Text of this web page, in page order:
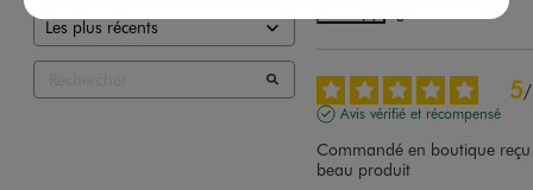
5/
Avis vérifié et récompensé
Commandé en boutique
beau produit